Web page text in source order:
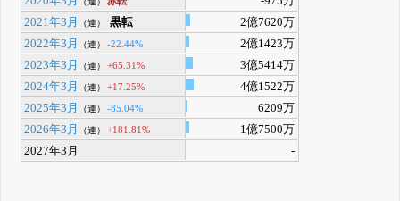
2021年3月
（連） 黒転
2億7620万
2022年3月
（連） -22.44%
2億1423万
2023年3月
（連） +65.31%
3億5414万
2024年3月
（連） +17.25%
4億1522万
2025年3月
（連） -85.04%
6209万
2026年3月
（連） +181.81%
1億7500万
2027年3月
-